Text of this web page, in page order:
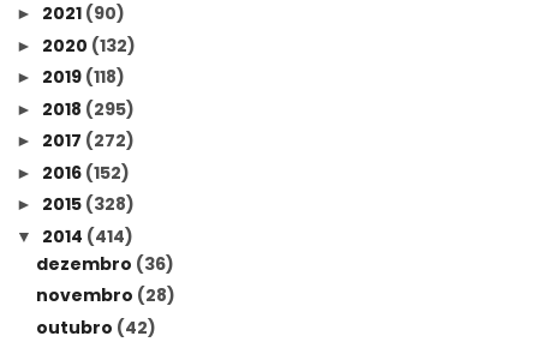
► 2021 (90)
► 2020 (132)
► 2019 (118)
► 2018 (295)
► 2017 (272)
► 2016 (152)
► 2015 (328)
▼ 2014 (414)
dezembro (36)
novembro (28)
outubro (42)